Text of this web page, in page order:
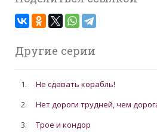
Другие серии
1.
Не сдавать корабль!
2.
Нет дороги трудней, чем
3.
Трое и кондор